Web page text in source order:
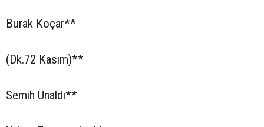
Burak Koçar**
(Dk.72 Kasım)**
Semih Ünaldı**